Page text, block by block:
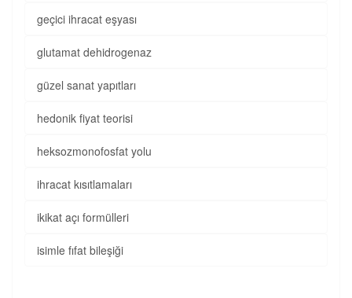
geçici ihracat eşyası
glutamat dehidrogenaz
güzel sanat yapıtları
hedonik fiyat teorisi
heksozmonofosfat yolu
ihracat kısıtlamaları
ikikat açı formülleri
isimle fıfat bileşiği